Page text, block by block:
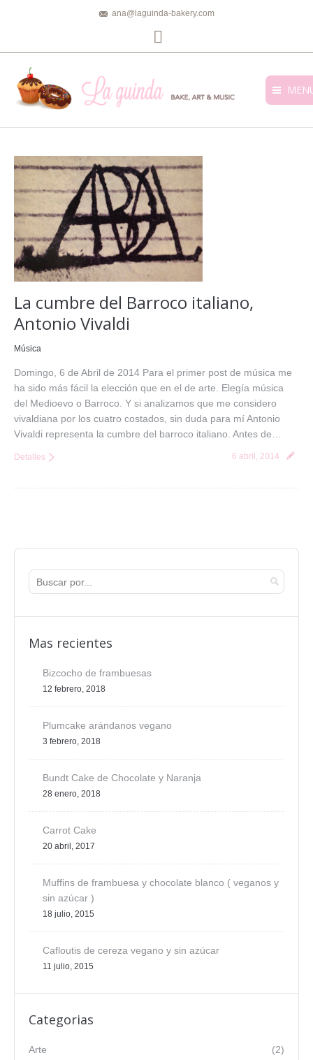
ana@laguinda-bakery.com
La cumbre del Barroco italiano,
Antonio Vivaldi
Música
Domingo, 6 de Abril de 2014 Para el primer post de música me
ha sido más fácil la elección que en el de arte. Elegía música
del Medioevo o Barroco. Y si analizamos que me considero
vivaldiana por los cuatro costados, sin duda para mí Antonio
Vivaldi representa la cumbre del barroco italiano. Antes de…
6 abril, 2014
Detalles
Mas recientes
Bizcocho de frambuesas
12 febrero, 2018
Plumcake arándanos vegano
3 febrero, 2018
Bundt Cake de Chocolate y Naranja
28 enero, 2018
Carrot Cake
20 abril, 2017
Muffins de frambuesa y chocolate blanco ( veganos y
sin azúcar )
18 julio, 2015
Cafloutis de cereza vegano y sin azúcar
11 julio, 2015
Categorias
(2)
Arte